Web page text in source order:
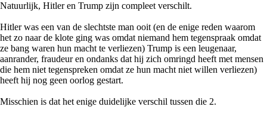
Natuurlijk, Hitler en Trump zijn compleet verschilt.
Hitler was een van de slechtste man ooit (en de enige reden waarom
het zo naar de klote ging was omdat niemand hem tegenspraak omdat
ze bang waren hun macht te verliezen) Trump is een leugenaar,
aanrander, fraudeur en ondanks dat hij zich omringd heeft met mensen
die hem niet tegenspreken omdat ze hun macht niet willen verliezen)
heeft hij nog geen oorlog gestart.
Misschien is dat het enige duidelijke verschil tussen die 2.